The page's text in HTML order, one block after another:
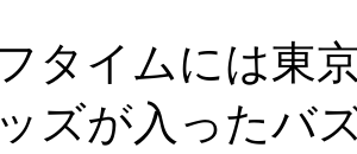
タイムには東
ズが入ったバ